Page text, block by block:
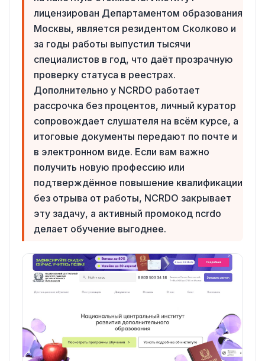
лицензирован Департаментом образования
Москвы, является резидентом Сколково и
за годы работы выпустил тысячи
специалистов в год, что даёт прозрачную
проверку статуса в реестрах.
Дополнительно у NCRDO работает
рассрочка без процентов, личный куратор
сопровождает слушателя на всём курсе, а
итоговые документы передают по почте и
в электронном виде. Если вам важно
получить новую профессию или
подтверждённое повышение квалификации
без отрыва от работы, NCRDO закрывает
эту задачу, а активный промокод ncrdo
делает обучение выгоднее.